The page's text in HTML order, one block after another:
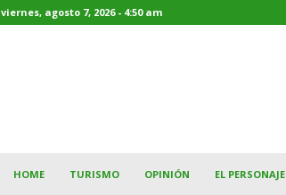
viernes, agosto 7, 2026 - 4:50 am
HOME TURISMO OPINIÓN EL PERSONAJE